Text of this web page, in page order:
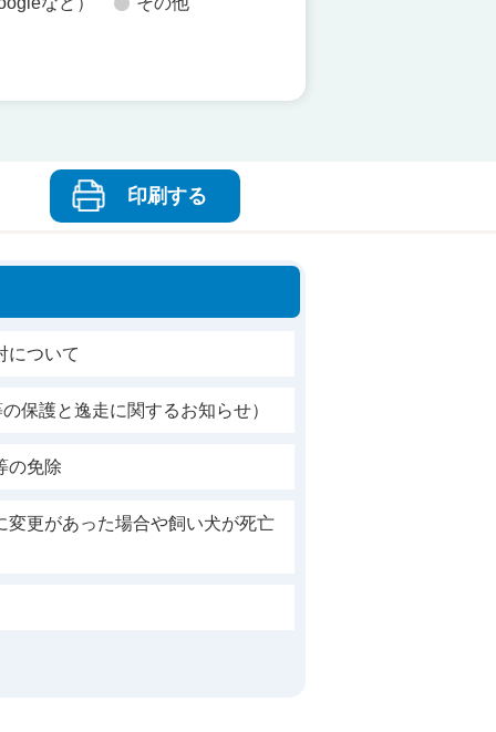
印刷する
について
保護と逸走に関するお知らせ）
の免除
変更があった場合や飼い犬が死亡